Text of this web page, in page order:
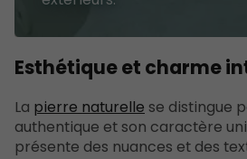
Esthétique et charme
La pierre naturelle se distingue
authentique et son caractère
présente des nuances et des